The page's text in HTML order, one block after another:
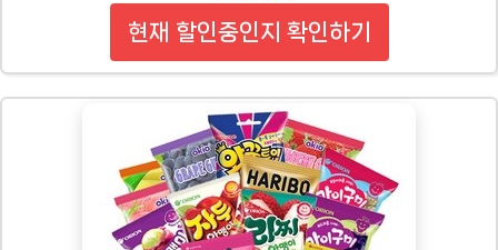
현재 할인중인지 확인하기